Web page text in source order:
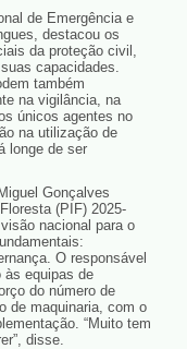
de Emergência e
destacou os
da proteção civil,
capacidades.
também
na vigilância, na
únicos agentes no
na utilização de
longe de ser
Gonçalves
(PIF) 2025-
nacional para o
O responsável
às equipas de
do número de
de maquinaria, com o
“Muito tem
disse.